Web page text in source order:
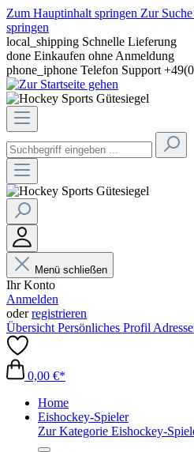
Zum Hauptinhalt springen Zur
springen
local_shipping Schnelle Lieferung
done Einkaufen ohne Anmeldung
phone_iphone Telefon Support
Menü schließen
Ihr Konto
Anmelden
oderregistrieren
Übersicht Persönliches Profil
0,00 €*
Home
Eishockey-Spieler
Zur Kategorie Eishockey-